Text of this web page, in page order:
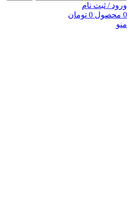
ورود / ثبت نام
0 محصول 0 تومان
منو